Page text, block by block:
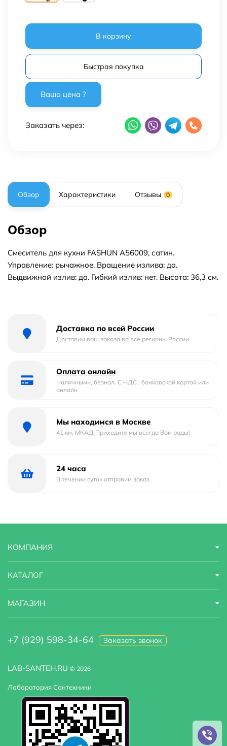
В корзину
Быстрая покупка
Заказать через:
Обзор Характеристики Отзывы 0
Обзор
Смеситель для кухни FASHUN A56009, сатин.
Управление: рычажное. Вращение излива: да.
Выдвижной излив: да. Гибкий излив: нет. Высота: 36,3 см.
Доставка по всей России
Доставим ваш заказа во все регионы России
Оплата онлайн
Наличными, безнал. С НДС , банковской картой или
онлайн
Мы находимся в Москве
41 км. МКАД Приходите мы всегда Вам рады!
24 часа
В течении суток отправим заказ
LAB-SANTEH.RU © 2026
Лаборатория Сантехники
КОМПАНИЯ
КАТАЛОГ
МАГАЗИН
+7 (929) 598-34-64 Заказать звонок